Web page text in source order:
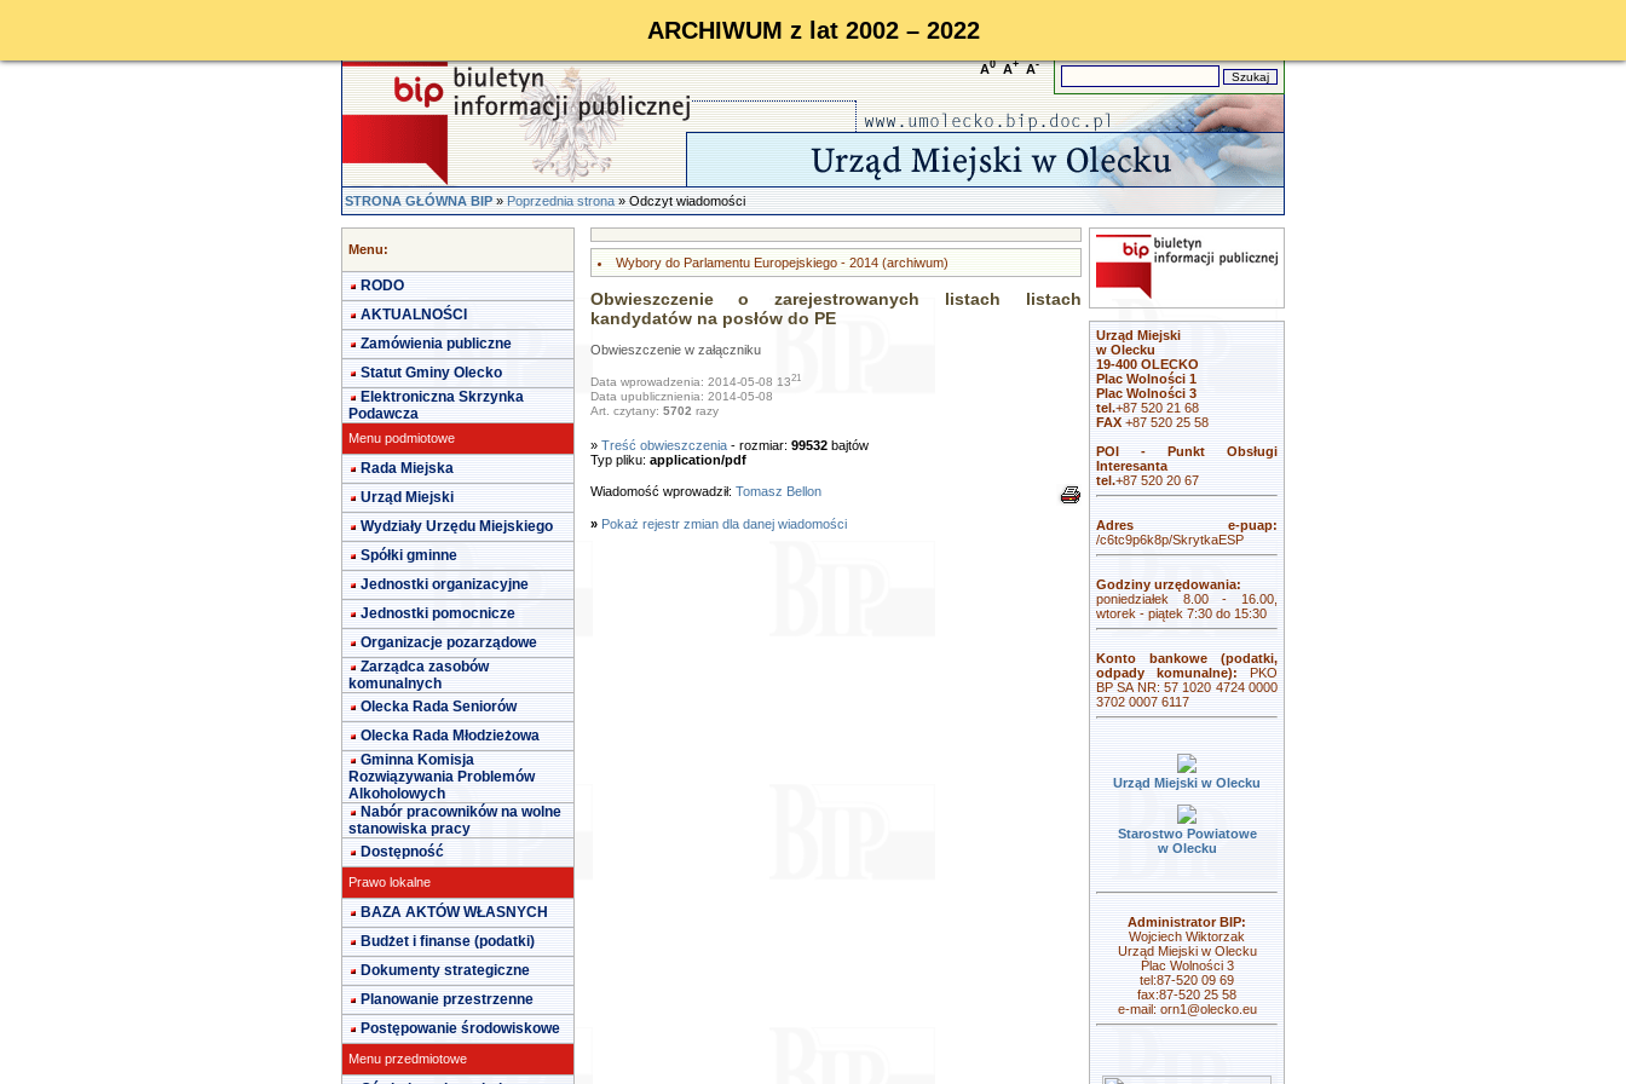
ARCHIWUM z lat 2002 – 2022
A0 A+ A-
STRONA GŁÓWNA BIP»Poprzednia strona» Odczyt wiadomości
Menu:
RODO
AKTUALNOŚCI
Zamówienia publiczne
Statut Gminy Olecko
Elektroniczna Skrzynka
Podawcza
Menu podmiotowe
Rada Miejska
Urząd Miejski
Wydziały Urzędu Miejskiego
Spółki gminne
Jednostki organizacyjne
Jednostki pomocnicze
Organizacje pozarządowe
Zarządca zasobów
komunalnych
Olecka Rada Seniorów
Olecka Rada Młodzieżowa
Gminna Komisja
Rozwiązywania Problemów
Alkoholowych
Nabór pracowników na wolne
stanowiska pracy
Dostępność
Prawo lokalne
BAZA AKTÓW WŁASNYCH
Budżet i finanse (podatki)
Dokumenty strategiczne
Planowanie przestrzenne
Postępowanie środowiskowe
Menu przedmiotowe
Wybory do Parlamentu Europejskiego - 2014 (archiwum)
Obwieszczenie o zarejestrowanych listach listach
kandydatów na posłów do PE
Obwieszczenie w załączniku
Data wprowadzenia: 2014-05-08 1321
Data upublicznienia: 2014-05-08
Art. czytany: 5702 razy
» Treść obwieszczenia- rozmiar: 99532bajtów
Typ pliku: application/pdf
Wiadomość wprowadził: Tomasz Bellon
» Pokaż rejestr zmian dla danej wiadomości
Urząd Miejski
w Olecku
19-400 OLECKO
Plac Wolności 1
Plac Wolności 3
tel.+87 520 21 68
FAX +87 520 25 58
POI - Punkt Obsługi
Interesanta
tel.+87 520 20 67
Adres e-puap:
/c6tc9p6k8p/SkrytkaESP
Godziny urzędowania:
poniedziałek 8.00 - 16.00,
wtorek - piątek 7:30 do 15:30
Konto bankowe (podatki,
odpady komunalne): PKO
BP SA NR: 57 1020 4724 0000
3702 0007 6117
Urząd Miejski w Olecku
Starostwo Powiatowe
w Olecku
Administrator BIP:
Wojciech Wiktorzak
Urząd Miejski w Olecku
Plac Wolności 3
tel:87-520 09 69
fax:87-520 25 58
e-mail: orn1@olecko.eu